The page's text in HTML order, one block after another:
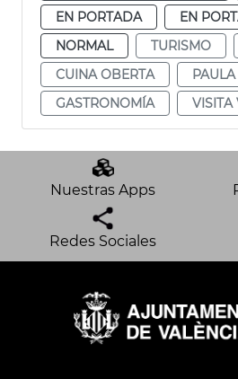
EN PORTADA
EN
NORMAL
TURISMO
CUINA OBERTA
GASTRONOMÍA
VISITA
Nuestras Apps
Redes Sociales